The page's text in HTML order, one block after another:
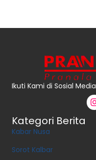
Ikuti Kami di Sosial Media
Kategori Berita
Kabar Nusa
Sorot Kalbar